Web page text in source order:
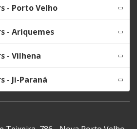
- Porto Velho
- Ariquemes
- Vilhena
- Ji-Paraná